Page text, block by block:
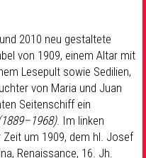
2010 neu gestaltete
von 1909, einem Altar mit
Lesepult sowie Sedilien,
von Maria und Juan
Seitenschiff ein
. Im linken
um 1909, dem hl. Josef
Renaissance, 16. Jh.